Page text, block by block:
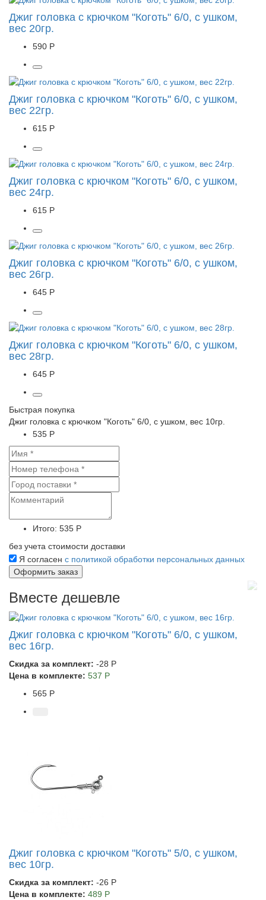
Джиг головка с крючком "Коготь" 6/0, с ушком,
вес 20гр.
590 Р
Джиг головка с крючком "Коготь" 6/0, с ушком,
вес 22гр.
615 Р
Джиг головка с крючком "Коготь" 6/0, с ушком,
вес 24гр.
615 Р
Джиг головка с крючком "Коготь" 6/0, с ушком,
вес 26гр.
645 Р
Джиг головка с крючком "Коготь" 6/0, с ушком,
вес 28гр.
645 Р
Быстрая покупка
Джиг головка с крючком "Коготь" 6/0, с ушком, вес 10гр.
535 Р
Итого: 535 Р
без учета стоимости доставки
Я согласен с политикой обработки персональных данных
Вместе дешевле
Джиг головка с крючком "Коготь" 6/0, с ушком,
вес 16гр.
Скидка за комплект: -28 Р
Цена в комплекте: 537 Р
565 Р
Джиг головка с крючком "Коготь" 5/0, с ушком,
вес 10гр.
Скидка за комплект: -26 Р
Цена в комплекте: 489 Р